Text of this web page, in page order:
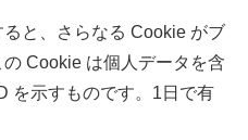
と、さらなる Cookie がブ
Cookie は個人データを含
を示すものです。1日で有